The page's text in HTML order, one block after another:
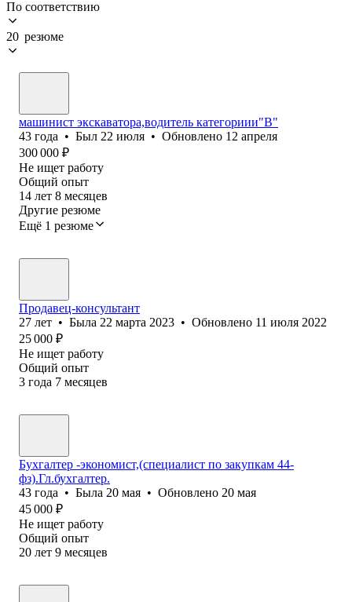
По соответствию
20 резюме
машинист экскаватора,водитель категориии"В"
43 года • Был 22 июля • Обновлено 12 апреля
300 000 ₽
Не ищет работу
Общий опыт
14 лет 8 месяцев
Другие резюме
Ещё 1 резюме
Продавец-консультант
27 лет • Была 22 марта 2023 • Обновлено 11 июля 2022
25 000 ₽
Не ищет работу
Общий опыт
3 года 7 месяцев
Бухгалтер -экономист,(специалист по закупкам 44-
фз).Гл.бухгалтер.
43 года • Была 20 мая • Обновлено 20 мая
45 000 ₽
Не ищет работу
Общий опыт
20 лет 9 месяцев